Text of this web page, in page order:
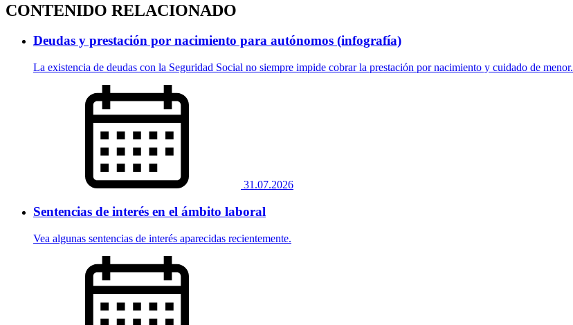
CONTENIDO RELACIONADO
Deudas y prestación por nacimiento para autónomos (infografía)
La existencia de deudas con la Seguridad Social no siempre impide cobrar la prestación por nacimiento y cuidado de menor.
31.07.2026
Sentencias de interés en el ámbito laboral
Vea algunas sentencias de interés aparecidas recientemente.